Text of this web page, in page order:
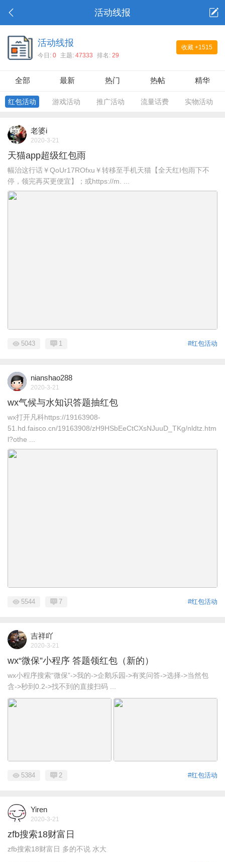
活动线报
收藏 +1515
活动线报
今日: 0 主题: 47333 排名: 29
全部 最新 热门 热帖 精华
红包活动 游戏活动 推广活动 流量话费 实物活动
老婆i
2020-3-21
天猫app超级红包雨
幅治这行话￥QoUr17ROfxu￥转移至手机天猫【全天红I包雨下不
停，领完再买更便宜】；或https://m. ...
#红包活动
5043 1
nianshao288
2020-3-21
wx气候与水知识答题抽红包
wx打开凡科https://19163908-
51.hd.faisco.cn/19163908/zH9HSbEeCtCXsNJuuD_TKg/nldtz.htm
l?othe ...
#红包活动
5544 7
吉祥吖
2020-3-21
wx“微保”小程序 答题领红包（新的）
wx小程序搜索“微保”->我的->企鹅乐园->有奖问答->选择->当然包
含->秒到0.2->找不到的直接扫码 ...
#红包活动
5384 2
Yiren
2020-3-21
zfb搜索18财富日
zfb搜索18财富日 多的不说 水大